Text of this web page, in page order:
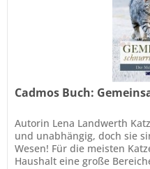
Cadmos Buch:
Autorin Lena Landwerth
und unabhängig, doch sie
Wesen! Für die meisten
Haushalt eine große